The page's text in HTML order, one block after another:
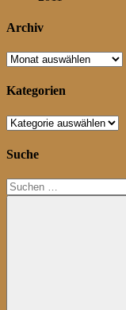
Archiv
Archiv
Kategorien
Kategorien
Suche
Suchen
nach: